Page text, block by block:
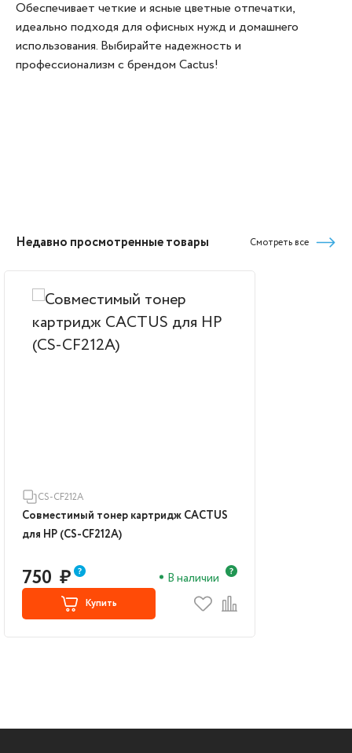
Обеспечивает четкие и ясные цветные отпечатки,
идеально подходя для офисных нужд и домашнего
использования. Выбирайте надежность и
профессионализм с брендом Cactus!
Недавно просмотренные товары Смотреть все
CS-CF212A
Совместимый тонер картридж CACTUS
для HP (CS-CF212A)
750 ₽ В наличии
Купить